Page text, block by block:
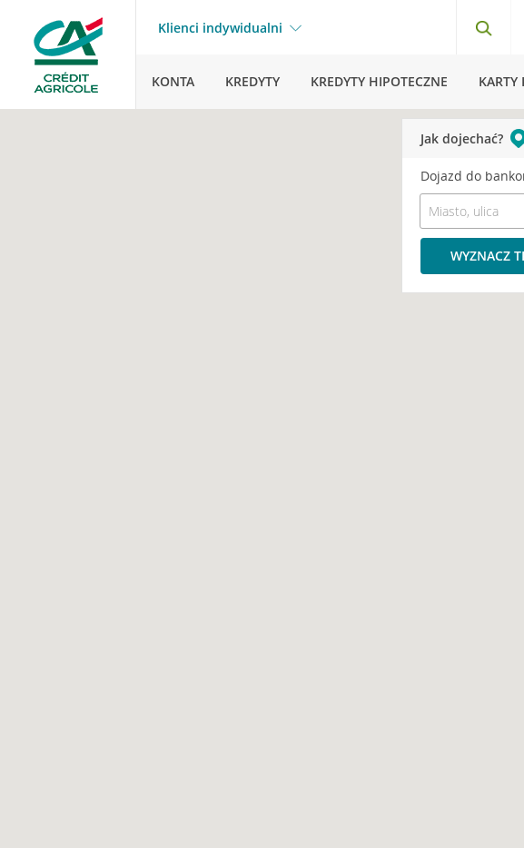
Klienci indywidualni
KONTA KREDYTY KREDYTY HIPOTECZNE KARTY
Jak dojechać?
Dojazd do
WYZNACZ